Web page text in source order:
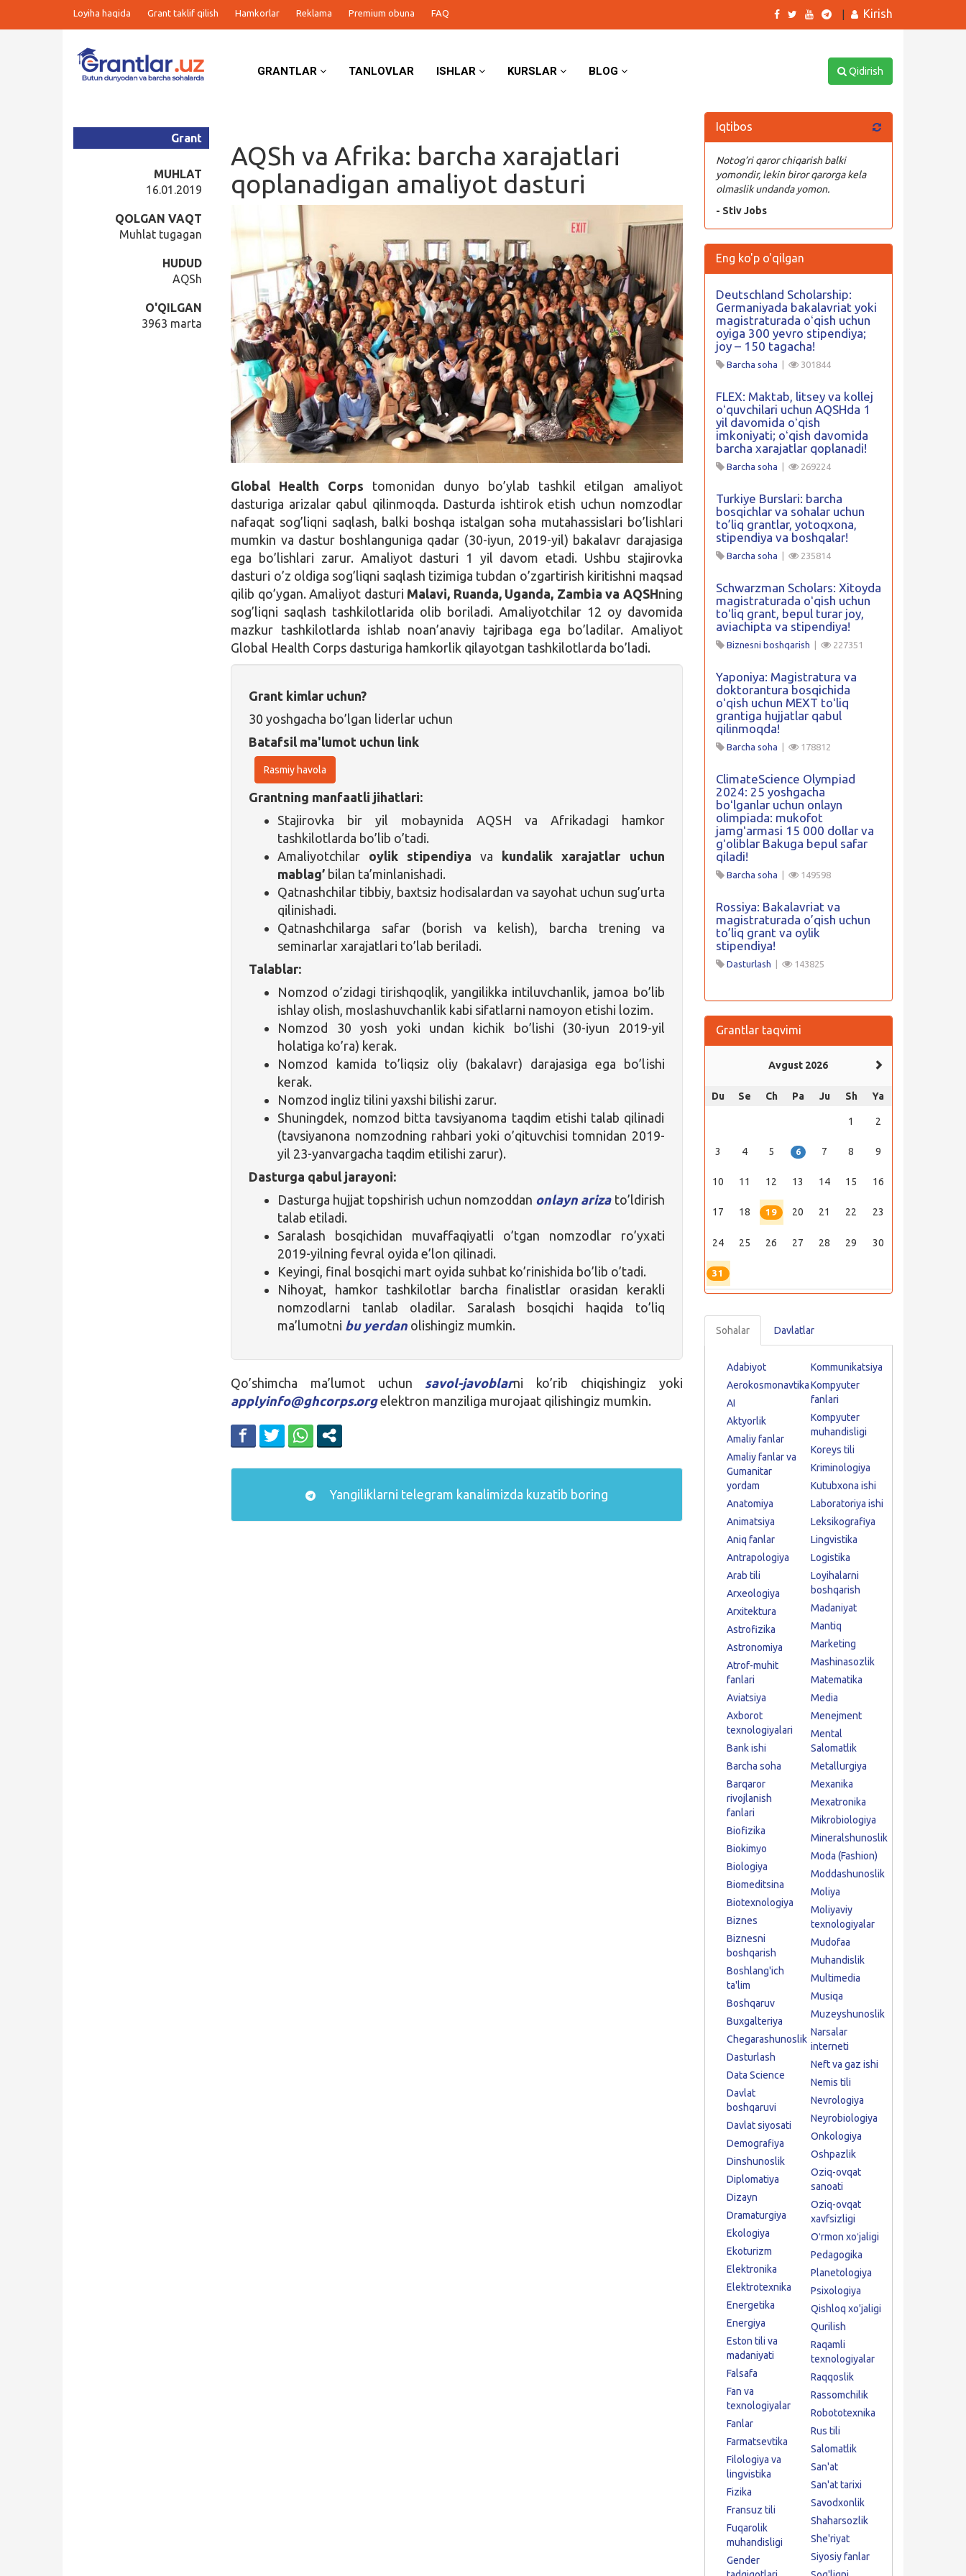
Loyiha haqida Grant taklif qilish Hamkorlar Reklama Premium obuna FAQ Kirish
GRANTLAR TANLOVLAR ISHLAR KURSLAR BLOG Qidirish
AQSh va Afrika: barcha xarajatlari
qoplanadigan amaliyot dasturi
Grant
MUHLAT
16.01.2019
QOLGAN VAQT
Muhlat tugagan
HUDUD
AQSh
O'QILGAN
3963 marta
Global Health Corps tomonidan dunyo bo’ylab tashkil etilgan amaliyot
dasturiga arizalar qabul qilinmoqda. Dasturda ishtirok etish uchun nomzodlar
nafaqat sog’liqni saqlash, balki boshqa istalgan soha mutahassislari bo’lishlari
mumkin va dastur boshlanguniga qadar (30-iyun, 2019-yil) bakalavr darajasiga
ega bo’lishlari zarur. Amaliyot dasturi 1 yil davom etadi. Ushbu stajirovka
dasturi o’z oldiga sog’liqni saqlash tizimiga tubdan o’zgartirish kiritishni maqsad
qilib qo’ygan. Amaliyot dasturi Malavi, Ruanda, Uganda, Zambia va AQSHning
sog’liqni saqlash tashkilotlarida olib boriladi. Amaliyotchilar 12 oy davomida
mazkur tashkilotlarda ishlab noan’anaviy tajribaga ega bo’ladilar. Amaliyot
Global Health Corps dasturiga hamkorlik qilayotgan tashkilotlarda bo’ladi.
Grant kimlar uchun?
30 yoshgacha bo’lgan liderlar uchun
Batafsil ma'lumot uchun link
Rasmiy havola
Grantning manfaatli jihatlari:
Stajirovka bir yil mobaynida AQSH va Afrikadagi hamkor
tashkilotlarda bo’lib o’tadi.
Amaliyotchilar oylik stipendiya va kundalik xarajatlar uchun
mablag’ bilan ta’minlanishadi.
Qatnashchilar tibbiy, baxtsiz hodisalardan va sayohat uchun sug’urta
qilinishadi.
Qatnashchilarga safar (borish va kelish), barcha trening va
seminarlar xarajatlari to’lab beriladi.
Talablar:
Nomzod o’zidagi tirishqoqlik, yangilikka intiluvchanlik, jamoa bo’lib
ishlay olish, moslashuvchanlik kabi sifatlarni namoyon etishi lozim.
Nomzod 30 yosh yoki undan kichik bo’lishi (30-iyun 2019-yil
holatiga ko’ra) kerak.
Nomzod kamida to’liqsiz oliy (bakalavr) darajasiga ega bo’lishi
kerak.
Nomzod ingliz tilini yaxshi bilishi zarur.
Shuningdek, nomzod bitta tavsiyanoma taqdim etishi talab qilinadi
(tavsiyanona nomzodning rahbari yoki o’qituvchisi tomnidan 2019-
yil 23-yanvargacha taqdim etilishi zarur).
Dasturga qabul jarayoni:
Dasturga hujjat topshirish uchun nomzoddan onlayn arizato’ldirish
talab etiladi.
Saralash bosqichidan muvaffaqiyatli o’tgan nomzodlar ro’yxati
2019-yilning fevral oyida e’lon qilinadi.
Keyingi, final bosqichi mart oyida suhbat ko’rinishida bo’lib o’tadi.
Nihoyat, hamkor tashkilotlar barcha finalistlar orasidan kerakli
nomzodlarni tanlab oladilar. Saralash bosqichi haqida to’liq
ma’lumotni bu yerdan olishingiz mumkin.
Qo’shimcha ma’lumot uchun savol-javoblarni ko’rib chiqishingiz yoki
applyinfo@ghcorps.orgelektron manziliga murojaat qilishingiz mumkin.
Yangiliklarni telegram kanalimizda kuzatib boring
Iqtibos
Notog’ri qaror chiqarish balki
yomondir, lekin biror qarorga kela
olmaslik undanda yomon.
- Stiv Jobs
Eng ko'p o'qilgan
Deutschland Scholarship:
Germaniyada bakalavriat yoki
magistraturada oʻqish uchun
oyiga 300 yevro stipendiya;
joy – 150 tagacha!
Barcha soha 301844
FLEX: Maktab, litsey va kollej
oʻquvchilari uchun AQSHda 1
yil davomida oʻqish
imkoniyati; oʻqish davomida
barcha xarajatlar qoplanadi!
Barcha soha 269224
Turkiye Burslari: barcha
bosqichlar va sohalar uchun
to’liq grantlar, yotoqxona,
stipendiya va boshqalar!
Barcha soha 235814
Schwarzman Scholars: Xitoyda
magistraturada oʻqish uchun
toʻliq grant, bepul turar joy,
aviachipta va stipendiya!
Biznesni boshqarish 227351
Yaponiya: Magistratura va
doktorantura bosqichida
oʻqish uchun MEXT toʻliq
grantiga hujjatlar qabul
qilinmoqda!
Barcha soha 178812
ClimateScience Olympiad
2024: 25 yoshgacha
boʻlganlar uchun onlayn
olimpiada: mukofot
jamgʻarmasi 15 000 dollar va
gʻoliblar Bakuga bepul safar
qiladi!
Barcha soha 149598
Rossiya: Bakalavriat va
magistraturada o’qish uchun
to’liq grant va oylik
stipendiya!
Dasturlash 143825
Grantlar taqvimi
Avgust 2026
Du Se Ch Pa Ju Sh Ya
1 2
3 4 5 6 7 8 9
10 11 12 13 14 15 16
17 18 19 20 21 22 23
24 25 26 27 28 29 30
31
Sohalar Davlatlar
Adabiyot
Aerokosmonavtika
AI
Aktyorlik
Amaliy fanlar
Amaliy fanlar va
Gumanitar
yordam
Anatomiya
Animatsiya
Aniq fanlar
Antrapologiya
Arab tili
Arxeologiya
Arxitektura
Astrofizika
Astronomiya
Atrof-muhit
fanlari
Aviatsiya
Axborot
texnologiyalari
Bank ishi
Barcha soha
Barqaror
rivojlanish
fanlari
Biofizika
Biokimyo
Biologiya
Biomeditsina
Biotexnologiya
Biznes
Biznesni
boshqarish
Boshlang'ich
ta'lim
Boshqaruv
Buxgalteriya
Chegarashunoslik
Dasturlash
Data Science
Davlat
boshqaruvi
Davlat siyosati
Demografiya
Dinshunoslik
Diplomatiya
Dizayn
Dramaturgiya
Ekologiya
Ekoturizm
Elektronika
Elektrotexnika
Energetika
Energiya
Eston tili va
madaniyati
Falsafa
Fan va
texnologiyalar
Fanlar
Farmatsevtika
Filologiya va
lingvistika
Fizika
Fransuz tili
Fuqarolik
muhandisligi
Gender
Kommunikatsiya
Kompyuter
fanlari
Kompyuter
muhandisligi
Koreys tili
Kriminologiya
Kutubxona ishi
Laboratoriya ishi
Leksikografiya
Lingvistika
Logistika
Loyihalarni
boshqarish
Madaniyat
Mantiq
Marketing
Mashinasozlik
Matematika
Media
Menejment
Mental
Salomatlik
Metallurgiya
Mexanika
Mexatronika
Mikrobiologiya
Mineralshunoslik
Moda (Fashion)
Moddashunoslik
Moliya
Moliyaviy
texnologiyalar
Mudofaa
Muhandislik
Multimedia
Musiqa
Muzeyshunoslik
Narsalar
interneti
Neft va gaz ishi
Nemis tili
Nevrologiya
Neyrobiologiya
Onkologiya
Oshpazlik
Oziq-ovqat
sanoati
Oziq-ovqat
xavfsizligi
Oʻrmon xoʻjaligi
Pedagogika
Planetologiya
Psixologiya
Qishloq xo'jaligi
Qurilish
Raqamli
texnologiyalar
Raqqoslik
Rassomchilik
Robototexnika
Rus tili
Salomatlik
San'at
San'at tarixi
Savodxonlik
Shaharsozlik
She'riyat
Siyosiy fanlar